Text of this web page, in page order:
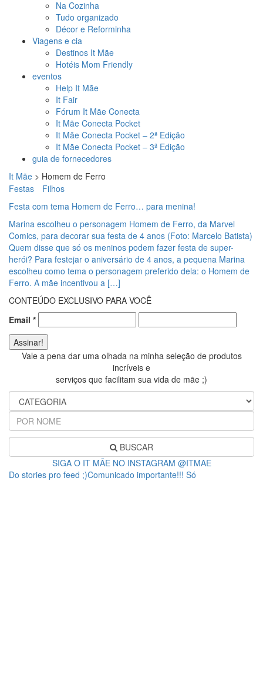
Na Cozinha
Tudo organizado
Décor e Reforminha
Viagens e cia
Destinos It Mãe
Hotéis Mom Friendly
eventos
Help It Mãe
It Fair
Fórum It Mãe Conecta
It Mãe Conecta Pocket
It Mãe Conecta Pocket – 2ª Edição
It Mãe Conecta Pocket – 3ª Edição
guia de fornecedores
It Mãe > Homem de Ferro
Festas
Filhos
Festa com tema Homem de Ferro… para menina!
Marina escolheu o personagem Homem de Ferro, da Marvel
Comics, para decorar sua festa de 4 anos (Foto: Marcelo Batista)
Quem disse que só os meninos podem fazer festa de super-
herói? Para festejar o aniversário de 4 anos, a pequena Marina
escolheu como tema o personagem preferido dela: o Homem de
Ferro. A mãe incentivou a […]
CONTEÚDO EXCLUSIVO PARA VOCÊ
Email *
Vale a pena dar uma olhada na minha seleção de produtos
incríveis e
serviços que facilitam sua vida de mãe ;)
BUSCAR
SIGA O IT MÃE NO INSTAGRAM @ITMAE
Do stories pro feed ;)Comunicado importante!!! Só